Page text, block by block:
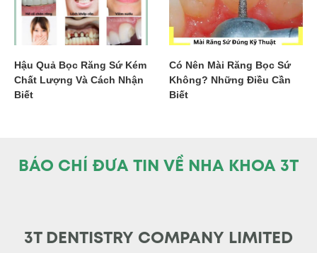
Hậu Quả Bọc Răng Sứ Kém
Chất Lượng Và Cách Nhận
Biết
Có Nên Mài Răng Bọc Sứ
Không? Những Điều Cần
Biết
BÁO CHÍ ĐƯA TIN VỀ NHA KHOA 3T
3T DENTISTRY COMPANY LIMITED